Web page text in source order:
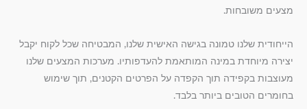
מצעים משובחות.
הייחודית שלנו טמונה בגישה האישית שלנו, המבטיחה שכל לקוח יקבל
יצירה מיוחדת במינה המותאמת להעדפותיו. מערכות המצעים שלנו
מעוצבות בקפידה תוך הקפדה על הפרטים הקטנים, תוך שימוש
בחומרים הטובים ביותר בלבד.